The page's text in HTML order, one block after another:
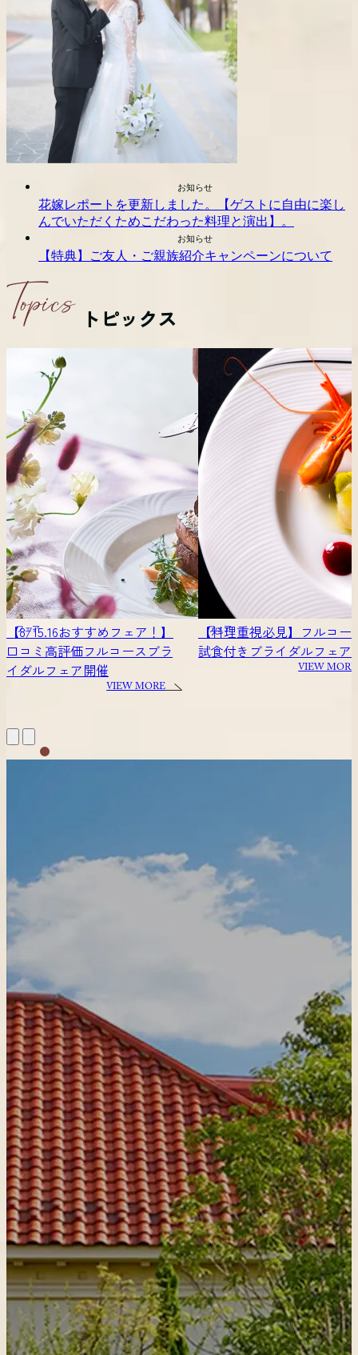
お知らせ
花嫁レポートを更新しました。【ゲストに自由に楽し
んでいただくためこだわった料理と演出】。
お知らせ
【特典】ご友人・ご親族紹介キャンペーンについて
トピックス
フェア
【料理重視必見】フルコース
試食付きブライダルフェア
VIEW MORE
フェア
20時～でも大丈夫！【仕事
りもOK】サクッと相談会
VIEW MORE